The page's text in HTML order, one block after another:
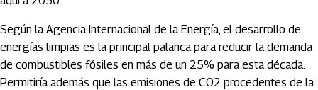
Según la Agencia Internacional de la Energía, el desarrollo de
energías limpias es la principal palanca para reducir la demanda
de combustibles fósiles en más de un 25% para esta década.
Permitiría además que las emisiones de CO2 procedentes de la